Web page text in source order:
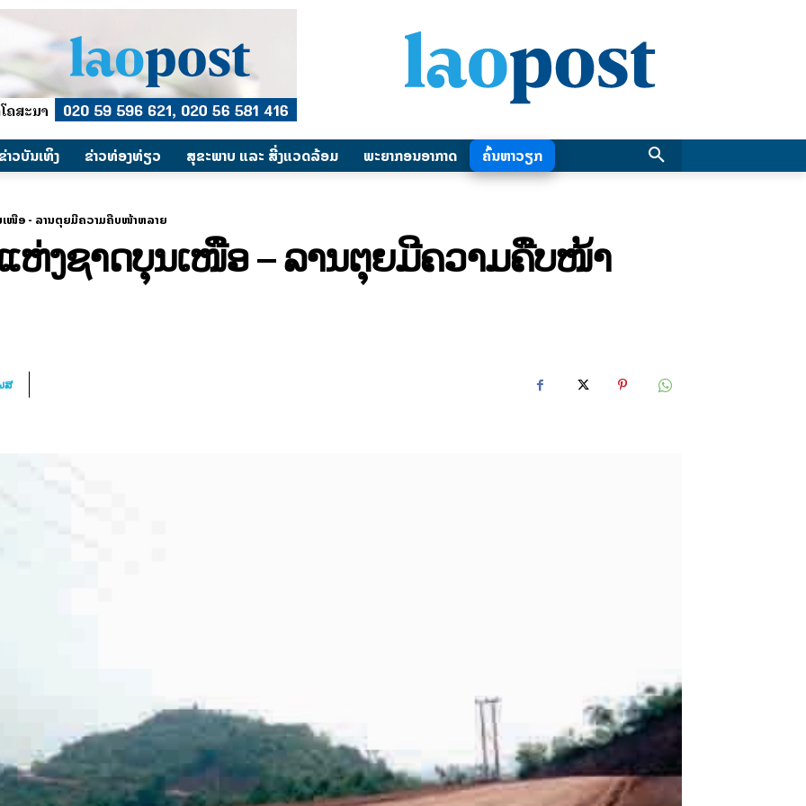
າວບັນເທິງ ​ຂ່າວທ່ອງທ່ຽວ ສຸຂະພາບ ແລະ ສີ່ງແວດລ້ອມ ພະຍາກອນອາກາດ ຄົ້ນຫາວຽກ
ເໜືອ - ລານຕຸຍມີຄວາມຄືບໜ້າຫລາຍ
ຫ່ງຊາດບຸນເໜືອ – ລານຕຸຍມີຄວາມຄືບໜ້າ
ສ